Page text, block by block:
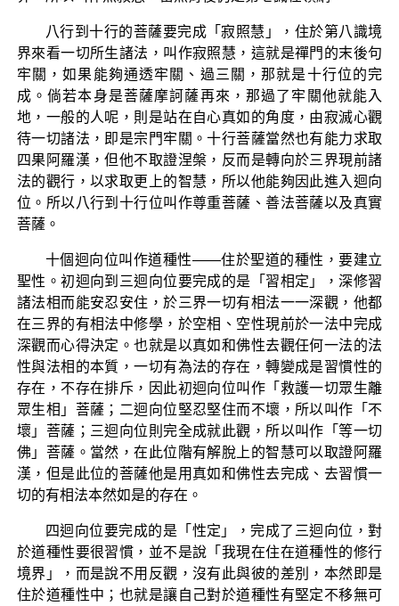
八行到十行的菩薩要完成「寂照慧」，住於第八識境
界來看一切所生諸法，叫作寂照慧，這就是禪門的末後句
牢關，如果能夠通透牢關、過三關，那就是十行位的完
成。倘若本身是菩薩摩訶薩再來，那過了牢關他就能入
地，一般的人呢，則是站在自心真如的角度，由寂滅心觀
待一切諸法，即是宗門牢關。十行菩薩當然也有能力求取
四果阿羅漢，但他不取證涅槃，反而是轉向於三界現前諸
法的觀行，以求取更上的智慧，所以他能夠因此進入迴向
位。所以八行到十行位叫作尊重菩薩、善法菩薩以及真實
菩薩。
十個迴向位叫作道種性——住於聖道的種性，要建立
聖性。初迴向到三迴向位要完成的是「習相定」，深修習
諸法相而能安忍安住，於三界一切有相法一一深觀，他都
在三界的有相法中修學，於空相、空性現前於一法中完成
深觀而心得決定。也就是以真如和佛性去觀任何一法的法
性與法相的本質，一切有為法的存在，轉變成是習慣性的
存在，不存在排斥，因此初迴向位叫作「救護一切眾生離
眾生相」菩薩；二迴向位堅忍堅住而不壞，所以叫作「不
壞」菩薩；三迴向位則完全成就此觀，所以叫作「等一切
佛」菩薩。當然，在此位階有解脫上的智慧可以取證阿羅
漢，但是此位的菩薩他是用真如和佛性去完成、去習慣一
切的有相法本然如是的存在。
四迴向位要完成的是「性定」，完成了三迴向位，對
於道種性要很習慣，並不是說「我現在住在道種性的修行
境界」，而是說不用反觀，沒有此與彼的差別，本然即是
住於道種性中；也就是讓自己對於道種性有堅定不移無可